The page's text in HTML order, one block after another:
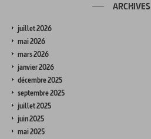
ARCHIVES
juillet 2026
mai 2026
mars 2026
janvier 2026
décembre 2025
septembre 2025
juillet 2025
juin 2025
mai 2025